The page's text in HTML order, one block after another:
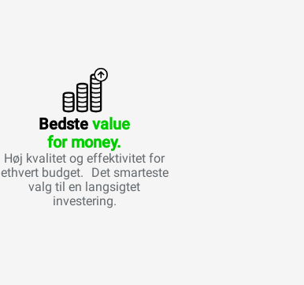
Bedste value
for money.
Høj kvalitet og effektivitet for
ethvert budget. Det smarteste
valg til en langsigtet
investering.